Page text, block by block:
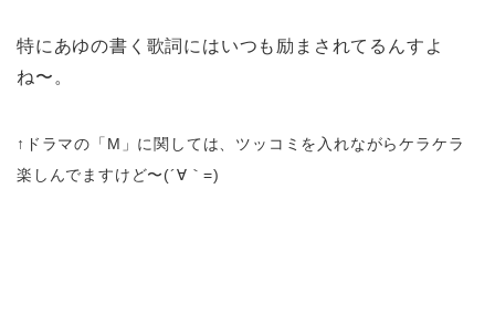
特にあゆの書く歌詞にはいつも励まされてるんすよ
ね〜。
↑ドラマの「M」に関しては、ツッコミを入れながらケラケラ
楽しんでますけど〜(´∀｀=)